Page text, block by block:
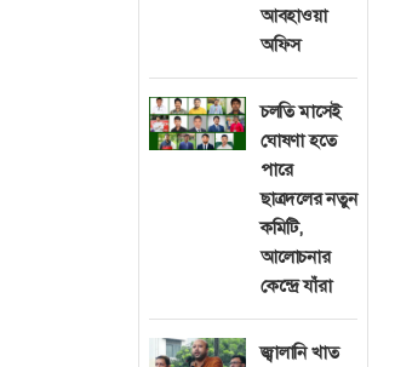
আবহাওয়া
অফিস
চলতি মাসেই
ঘোষণা হতে
পারে
ছাত্রদলের নতুন
কমিটি,
আলোচনার
কেন্দ্রে যাঁরা
জ্বালানি খাত